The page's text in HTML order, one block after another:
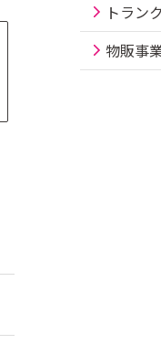
トラン
物販事